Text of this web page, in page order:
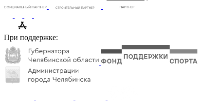
При поддержке: